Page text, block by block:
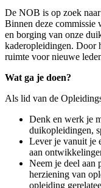
De NOB is op zoek
Binnen deze
en borging van onze
kaderopleidingen. Door
ruimte voor nieuwe
Wat ga je doen?
Als lid van de
Denk en werk je
duikopleidingen,
Lever je vanuit je
aan
Neem je deel aan
herziening van
opleiding